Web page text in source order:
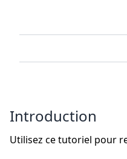
Introduction
Utilisez ce tutoriel pour